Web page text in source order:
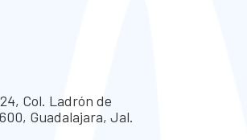
Col. Ladrón de
Guadalajara, Jal.